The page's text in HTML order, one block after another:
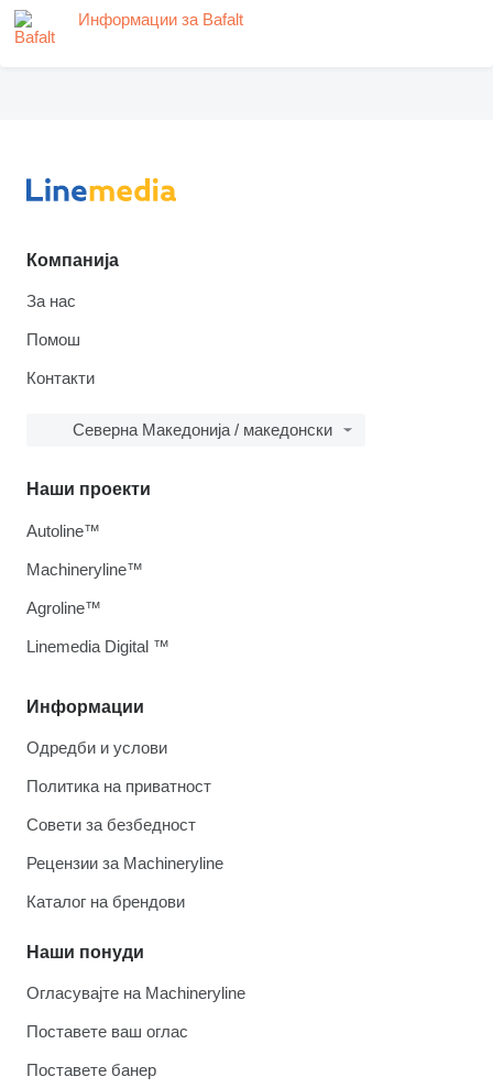
Информации за Bafalt
Компанија
За нас
Помош
Контакти
Северна Македонија / македонски
Информации
Одредби и услови
Политика на приватност
Совети за безбедност
Рецензии за Machineryline
Каталог на брендови
Наши понуди
Огласувајте на Machineryline
Поставете ваш оглас
Поставете банер
Наши проекти
Autoline™
Machineryline™
Agroline™
Linemedia Digital ™